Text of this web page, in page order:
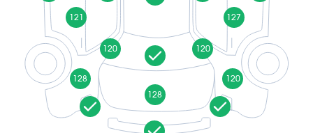
128
121
120
128
127
120
120